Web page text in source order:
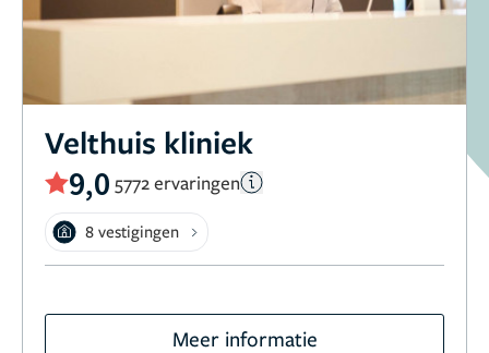
Velthuis kliniek
9,0 5772 ervaringen
8 vestigingen
Meer informatie